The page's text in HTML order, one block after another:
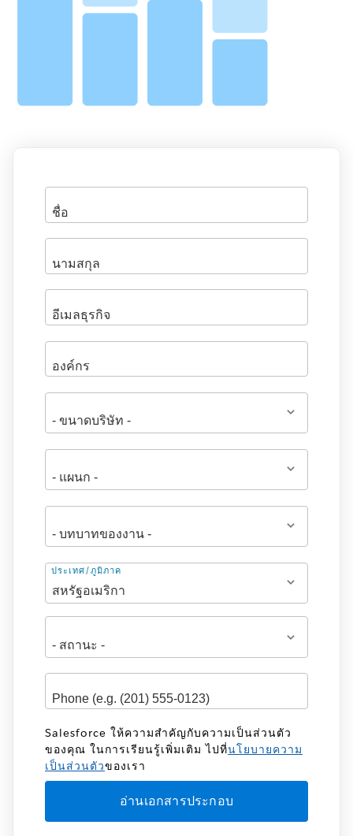
ที่
อยู่
ประเทศ/ภูมิภาค
Salesforce ให้ความสำคัญกับความเป็นส่วนตัว
ของคุณ ในการเรียนรู้เพิ่มเติม ไปที่นโยบายความ
เป็นส่วนตัวของเรา